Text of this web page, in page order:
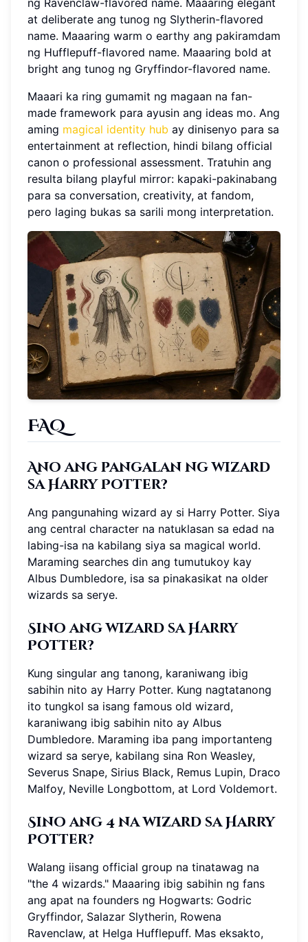
at deliberate ang tunog ng Slytherin-flavored
name. Maaaring warm o earthy ang pakiramdam
ng Hufflepuff-flavored name. Maaaring bold at
bright ang tunog ng Gryffindor-flavored name.
Maaari ka ring gumamit ng magaan na fan-
made framework para ayusin ang ideas mo. Ang
aming magical identity hub ay dinisenyo para sa
entertainment at reflection, hindi bilang official
canon o professional assessment. Tratuhin ang
resulta bilang playful mirror: kapaki-pakinabang
para sa conversation, creativity, at fandom,
pero laging bukas sa sarili mong interpretation.
FAQ
Ano ang pangalan ng wizard
sa Harry Potter?
Ang pangunahing wizard ay si Harry Potter. Siya
ang central character na natuklasan sa edad na
labing-isa na kabilang siya sa magical world.
Maraming searches din ang tumutukoy kay
Albus Dumbledore, isa sa pinakasikat na older
wizards sa serye.
Sino ang wizard sa Harry
Potter?
Kung singular ang tanong, karaniwang ibig
sabihin nito ay Harry Potter. Kung nagtatanong
ito tungkol sa isang famous old wizard,
karaniwang ibig sabihin nito ay Albus
Dumbledore. Maraming iba pang importanteng
wizard sa serye, kabilang sina Ron Weasley,
Severus Snape, Sirius Black, Remus Lupin, Draco
Malfoy, Neville Longbottom, at Lord Voldemort.
Sino ang 4 na wizard sa Harry
Potter?
Walang iisang official group na tinatawag na
"the 4 wizards." Maaaring ibig sabihin ng fans
ang apat na founders ng Hogwarts: Godric
Gryffindor, Salazar Slytherin, Rowena
Ravenclaw, at Helga Hufflepuff. Mas eksakto,